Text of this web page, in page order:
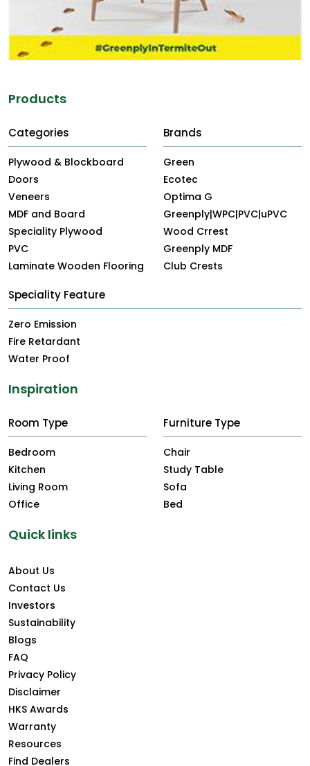
Products
Categories
Plywood & Blockboard
Doors
Veneers
MDF and Board
Speciality Plywood
PVC
Laminate Wooden Flooring
Brands
Green
Ecotec
Optima G
Greenply|WPC|PVC|uPVC
Wood Crrest
Greenply MDF
Club Crests
Speciality Feature
Zero Emission
Fire Retardant
Water Proof
Inspiration
Room Type
Bedroom
Kitchen
Living Room
Office
Furniture Type
Chair
Study Table
Sofa
Bed
Quick links
About Us
Contact Us
Investors
Sustainability
Blogs
FAQ
Privacy Policy
Disclaimer
HKS Awards
Warranty
Resources
Find Dealers